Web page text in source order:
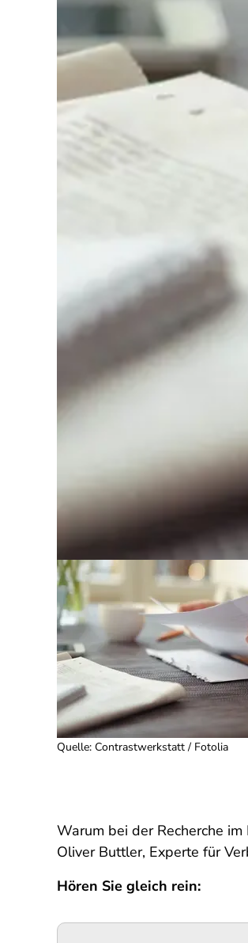
Quelle: Contrastwerkstatt / Fotolia
Warum bei der Recherche
Oliver Buttler, Experte für
Hören Sie gleich rein:
Podigee-